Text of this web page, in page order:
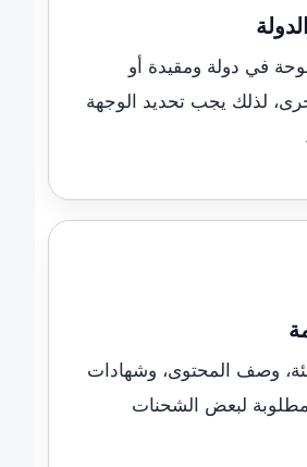
في دولة ومقيدة أو
لذلك يجب تحديد الوجهة
وصف المحتوى، وشهادات
مطلوبة لبعض الشحنات